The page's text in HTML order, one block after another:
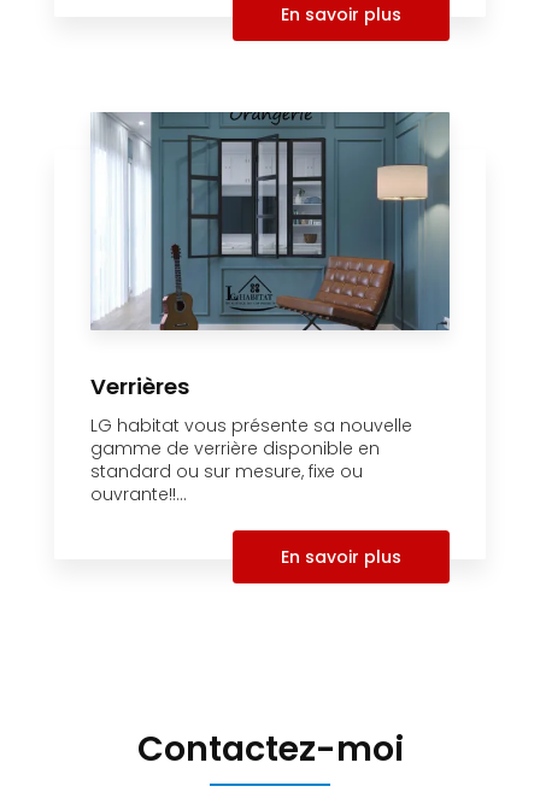
En savoir plus
Verrières
LG habitat vous présente sa nouvelle
gamme de verrière disponible en
standard ou sur mesure, fixe ou
ouvrante!!...
En savoir plus
Contactez-moi